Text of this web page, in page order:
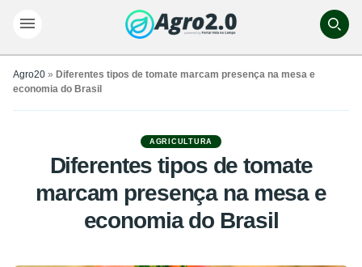
Agro20 » Diferentes tipos de tomate marcam presença na mesa e
economia do Brasil
AGRICULTURA
Diferentes tipos de tomate
marcam presença na mesa e
economia do Brasil